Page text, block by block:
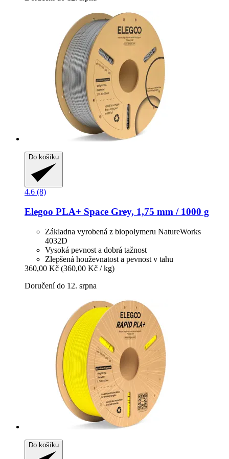
Do košíku
4.6 (8)
Elegoo PLA+ Space Grey, 1,75 mm / 1000 g
Základna vyrobená z biopolymeru NatureWorks
4032D
Vysoká pevnost a dobrá tažnost
Zlepšená houževnatost a pevnost v tahu
360,00 Kč (360,00 Kč / kg)
Doručení do 12. srpna
Do košíku